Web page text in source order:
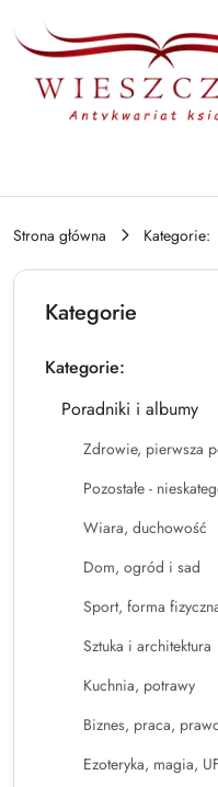
Przejdź do treści
Przejdź do
Przejdź do moje
Przejdź do menu
Przejdź do stopki
Strona główna Kategorie:
Kategorie
Kategorie:
Poradniki i albumy
Zdrowie, pierwsza
Pozostałe -
Wiara, duchowość
Dom, ogród i sad
Sport, forma
Sztuka i architektura
Kuchnia, potrawy
Biznes, praca,
Ezoteryka, magia,